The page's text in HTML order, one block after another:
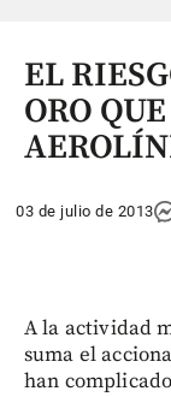
EL
ORO
03 de julio de 2013
A la actividad
suma el
han